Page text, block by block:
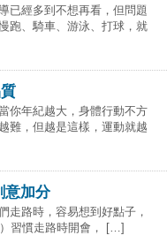
已經多到不想再看，但問題
跑、騎車、游泳、打球，就
你年紀越大，身體行動不方
難，但越是這樣，運動就越
意加分
走路時，容易想到好點子，
習慣走路時開會， […]